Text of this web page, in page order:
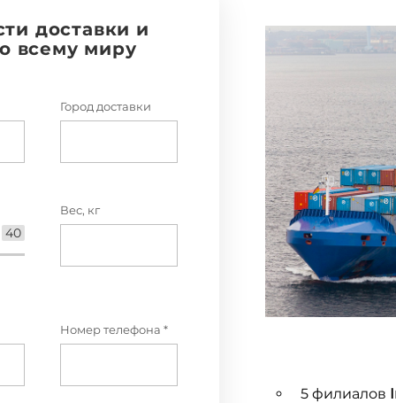
доставки и
всему миру
Город доставки
40
Вес, кг
Номер телефона *
5 филиалов I